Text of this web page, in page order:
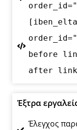
before
after
Έξτρα
Έλεγχος